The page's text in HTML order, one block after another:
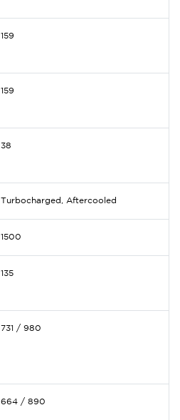
159
159
38
Turbocharged, Aftercooled
1500
135
731 / 980
664 / 890